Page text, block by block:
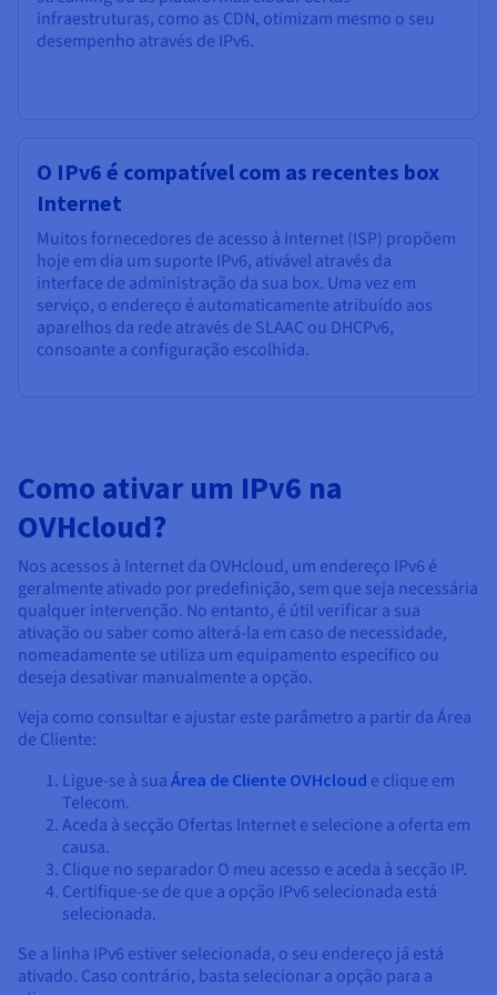
infraestruturas, como as CDN, otimizam mesmo o seu
desempenho através de IPv6.
O IPv6 é compatível com as recentes box
Internet
Muitos fornecedores de acesso à Internet (ISP) propõem
hoje em dia um suporte IPv6, ativável através da
interface de administração da sua box. Uma vez em
serviço, o endereço é automaticamente atribuído aos
aparelhos da rede através de SLAAC ou DHCPv6,
consoante a configuração escolhida.
Como ativar um IPv6 na
OVHcloud?
Nos acessos à Internet da OVHcloud, um endereço IPv6 é
geralmente ativado por predefinição, sem que seja necessária
qualquer intervenção. No entanto, é útil verificar a sua
ativação ou saber como alterá-la em caso de necessidade,
nomeadamente se utiliza um equipamento específico ou
deseja desativar manualmente a opção.
Veja como consultar e ajustar este parâmetro a partir da Área
de Cliente:
Ligue-se à sua Área de Cliente OVHcloud e clique em
Telecom.
Aceda à secção Ofertas Internet e selecione a oferta em
causa.
Clique no separador O meu acesso e aceda à secção IP.
Certifique-se de que a opção IPv6 selecionada está
selecionada.
Se a linha IPv6 estiver selecionada, o seu endereço já está
ativado. Caso contrário, basta selecionar a opção para a